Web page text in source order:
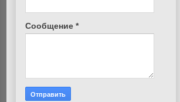
Сообщение *